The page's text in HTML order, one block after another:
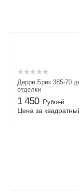
Дерри Брик 385-70
отделки
1 450 Рублей
Цена за